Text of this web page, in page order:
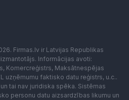
Firmas.lv ir Latvijas Republikas
Informācijas avoti:
Komercreģistrs, Maksātnespējas
uzņēmumu faktisko datu reģistrs, u.c..
tai nav juridiska spēka. Sistēmas
personu datu aizsardzības likumu un